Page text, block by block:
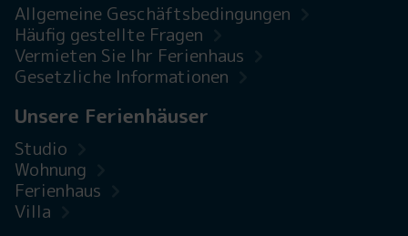
Allgemeine Geschäftsbedingungen
Häufig gestellte Fragen
Vermieten Sie Ihr Ferienhaus
Gesetzliche Informationen
Unsere Ferienhäuser
Studio
Wohnung
Ferienhaus
Villa